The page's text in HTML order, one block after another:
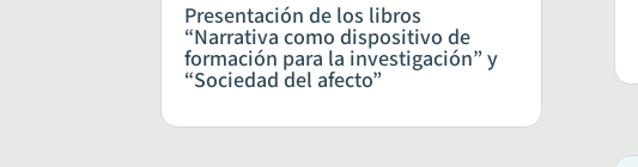
Presentación de los libros
“Narrativa como dispositivo de
formación para la investigación” y
“Sociedad del afecto”